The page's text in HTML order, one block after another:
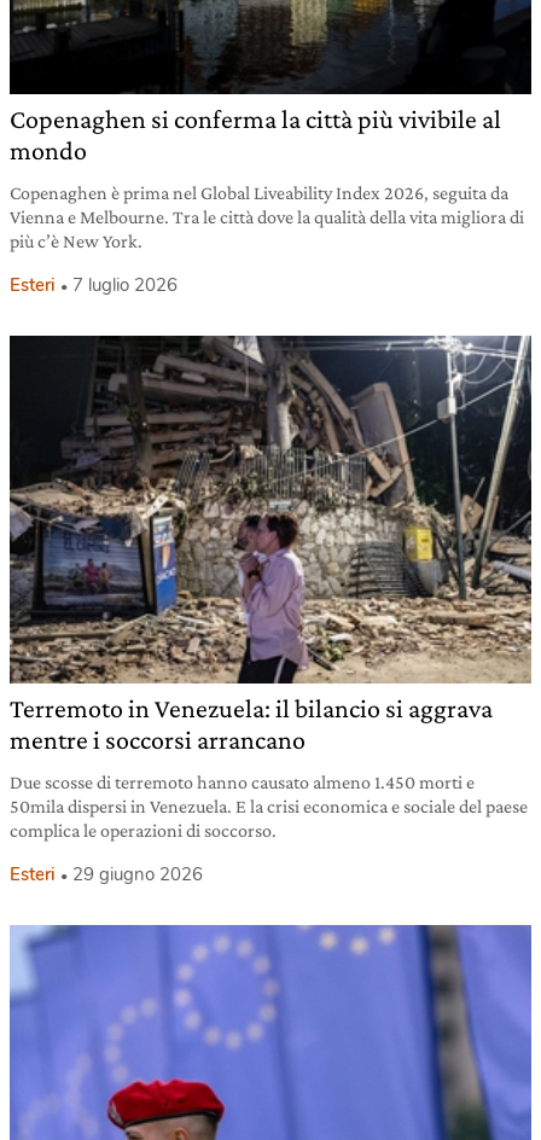
Copenaghen si conferma la città più vivibile al
mondo
Copenaghen è prima nel Global Liveability Index 2026, seguita da
Vienna e Melbourne. Tra le città dove la qualità della vita migliora di
più c’è New York.
Esteri 7 luglio 2026
Terremoto in Venezuela: il bilancio si aggrava
mentre i soccorsi arrancano
Due scosse di terremoto hanno causato almeno 1.450 morti e
50mila dispersi in Venezuela. E la crisi economica e sociale del paese
complica le operazioni di soccorso.
Esteri 29 giugno 2026